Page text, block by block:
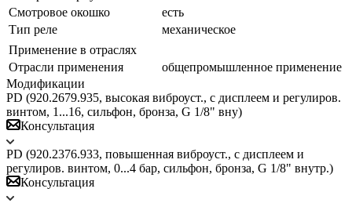
Смотровое окошко
есть
Тип реле
механическое
Применение в отраслях
Отрасли применения
общепромышленное применение
Модификации
PD (920.2679.935, высокая виброуст., c дисплеем и регулиров.
винтом, 1...16, сильфон, бронза, G 1/8" вну)
Консультация
PD (920.2376.933, повышенная виброуст., c дисплеем и
регулиров. винтом, 0...4 бар, сильфон, бронза, G 1/8" внутр.)
Консультация